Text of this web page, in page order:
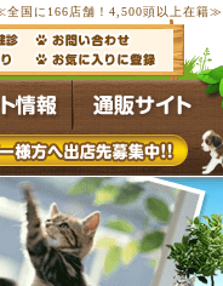
国に166店舗！4,500頭以上在籍≫